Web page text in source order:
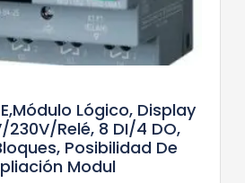
Lógico, Display
230V/relé, 8 DI/4 DO,
Posibilidad De
Modul